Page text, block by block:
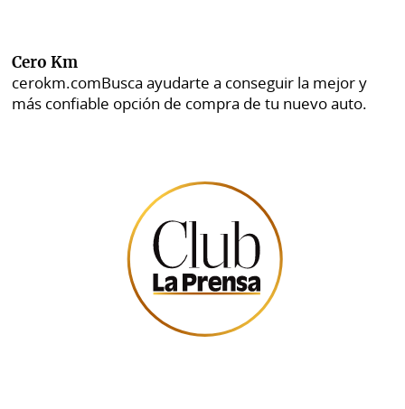
Cero Km
cerokm.comBusca ayudarte a conseguir la mejor y
más confiable opción de compra de tu nuevo auto.